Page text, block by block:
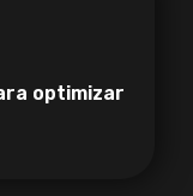
optimizar